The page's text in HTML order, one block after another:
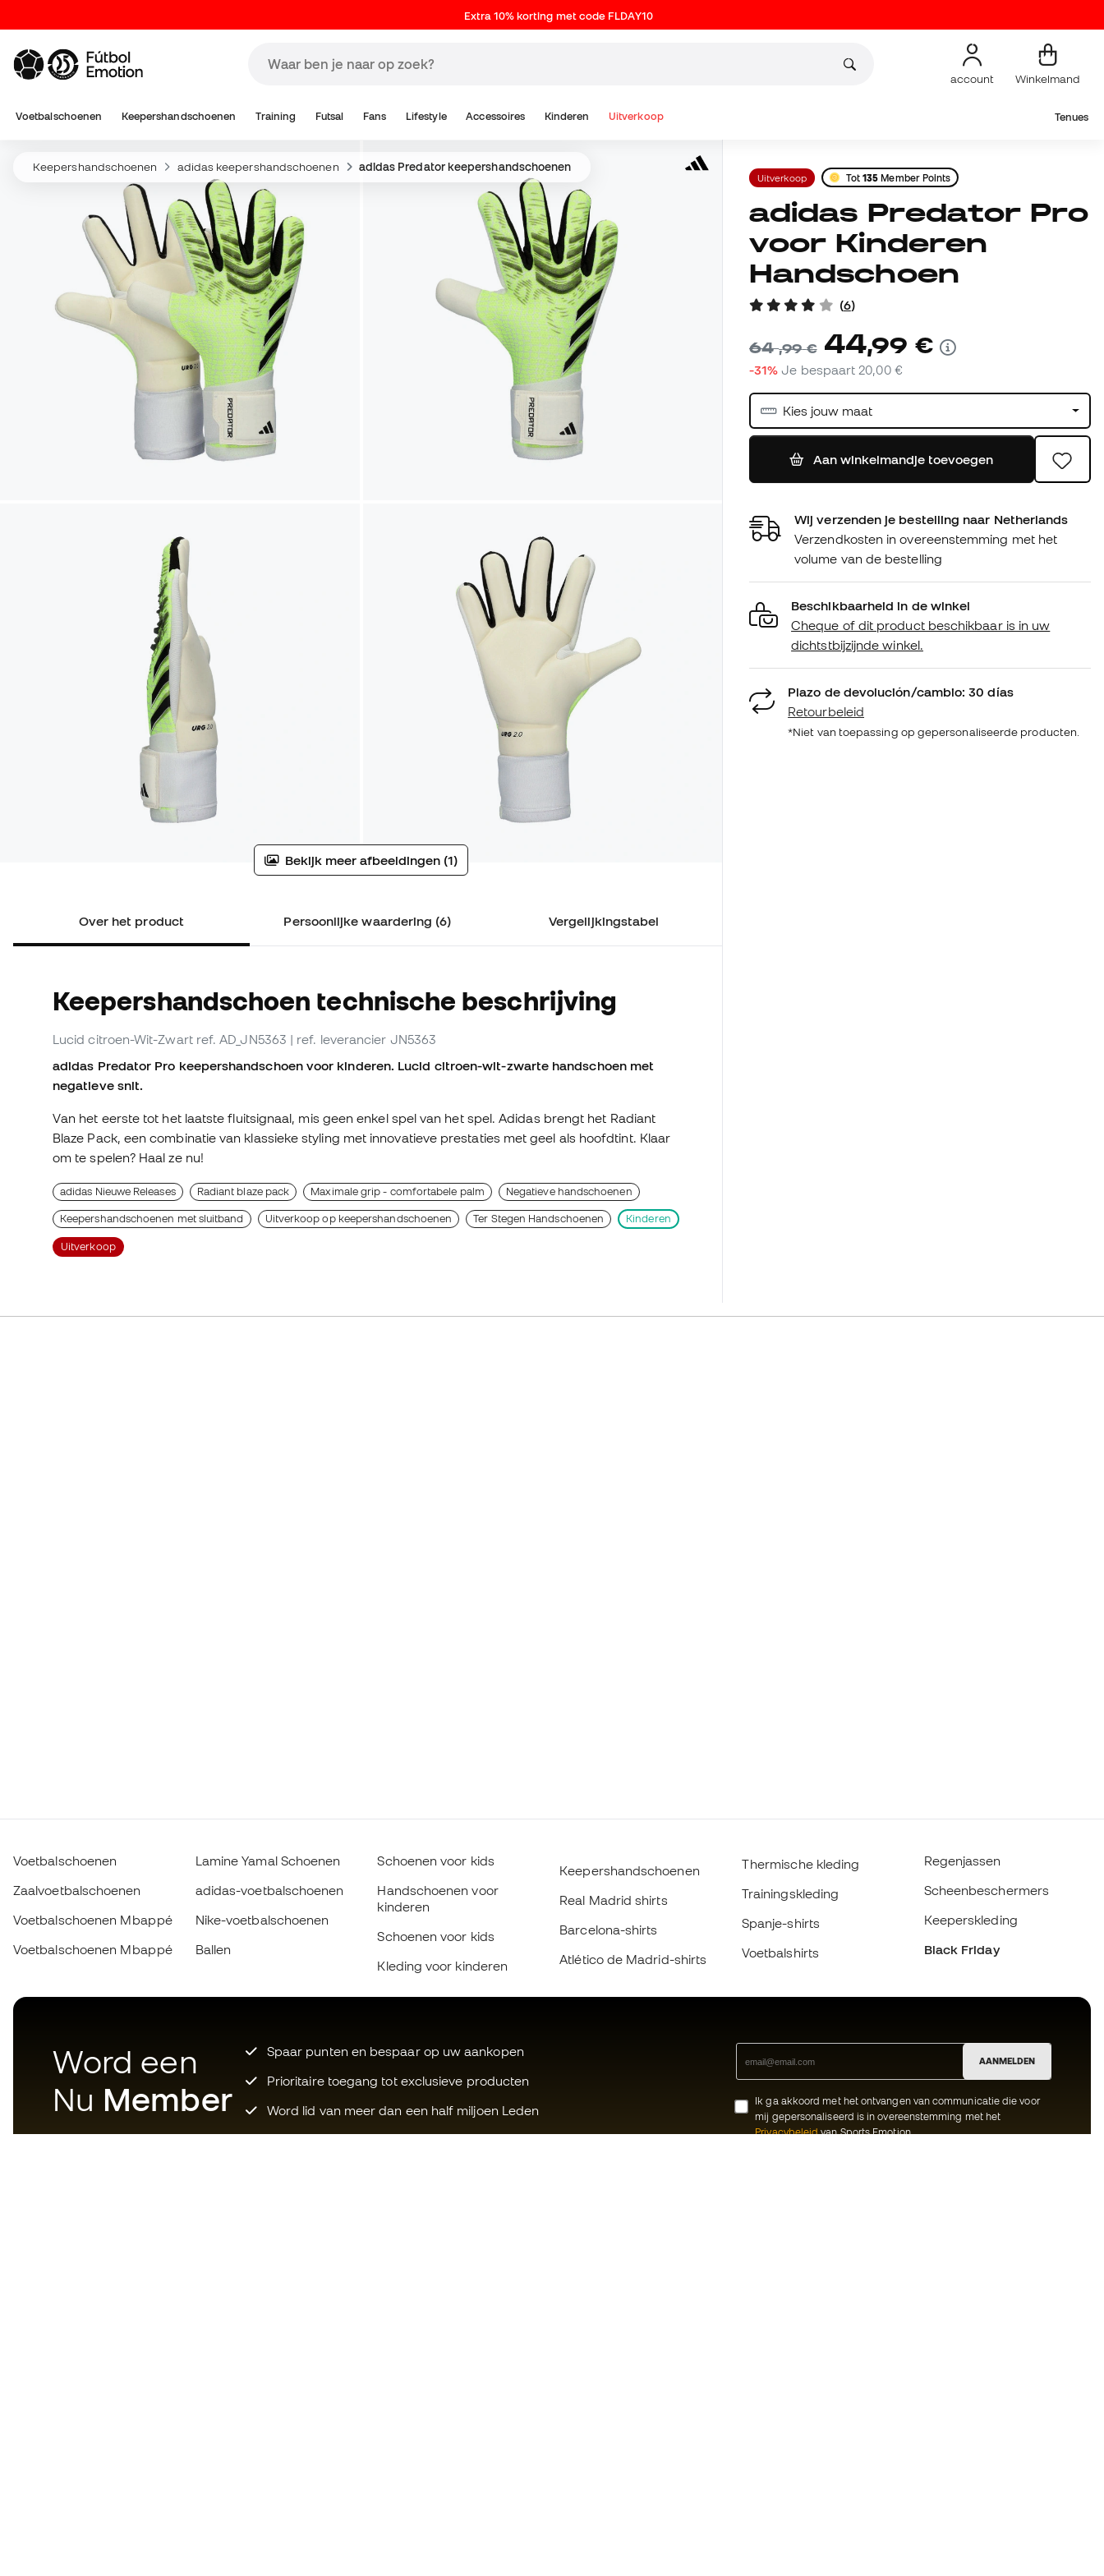
Extra 10% korting met code FLDAY10
account Winkelmand
Voetbalschoenen Keepershandschoenen Training Futsal Fans Lifestyle Accessoires Kinderen Uitverkoop Tenues
Keepershandschoenen adidas keepershandschoenen adidas Predator keepershandschoenen
Bekijk meer afbeeldingen (1)
Over het product Persoonlijke waardering (6) Vergelijkingstabel
Keepershandschoen technische beschrijving
Lucid citroen-Wit-Zwart ref. AD_JN5363 | ref. leverancier JN5363
adidas Predator Pro keepershandschoen voor kinderen. Lucid citroen-wit-zwarte handschoen met
negatieve snit.
Van het eerste tot het laatste fluitsignaal, mis geen enkel spel van het spel. Adidas brengt het Radiant
Blaze Pack, een combinatie van klassieke styling met innovatieve prestaties met geel als hoofdtint. Klaar
om te spelen? Haal ze nu!
adidas Nieuwe Releases Radiant blaze pack Maximale grip - comfortabele palm Negatieve handschoenen
Keepershandschoenen met sluitband Uitverkoop op keepershandschoenen Ter Stegen Handschoenen Kinderen
Uitverkoop
Uitverkoop Tot135 Member Points
adidas Predator Pro
voor Kinderen
Handschoen
(6)
64,99 € 44,99 €
-31% Je bespaart 20,00 €
Kies jouw maat
Aan winkelmandje toevoegen
Wij verzenden je bestelling naar Netherlands
Verzendkosten in overeenstemming met het
volume van de bestelling
Beschikbaarheid in de winkel
Cheque of dit product beschikbaar is in uw
dichtstbijzijnde winkel.
Plazo de devolución/cambio: 30 días
Retourbeleid
*Niet van toepassing op gepersonaliseerde producten.
Voetbalschoenen
Zaalvoetbalschoenen
Voetbalschoenen Mbappé
Voetbalschoenen Mbappé
Lamine Yamal Schoenen
adidas-voetbalschoenen
Nike-voetbalschoenen
Ballen
Schoenen voor kids
Handschoenen voor
kinderen
Schoenen voor kids
Kleding voor kinderen
Keepershandschoenen
Real Madrid shirts
Barcelona-shirts
Atlético de Madrid-shirts
Thermische kleding
Trainingskleding
Spanje-shirts
Voetbalshirts
Regenjassen
Scheenbeschermers
Keeperskleding
Black Friday
Word een
Nu Member
Spaar punten en bespaar op uw aankopen
Prioritaire toegang tot exclusieve producten
Word lid van meer dan een half miljoen Leden
AANMELDEN
Ik ga akkoord met het ontvangen van communicatie die voor
mij gepersonaliseerd is in overeenstemming met het
Privacybeleidvan Sports Emotion.